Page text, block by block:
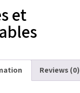
et
Reviews (0)